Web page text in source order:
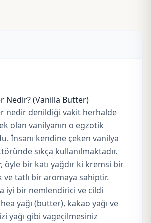
Nedir? (Vanilla Butter)
nedir denildiği vakit herhalde
olan vanilyanın o egzotik
İnsanı kendine çeken vanilya
sıkça kullanılmaktadır.
öyle bir katı yağdır ki kremsi bir
ve tatlı bir aromaya sahiptir.
iyi bir nemlendirici ve cildi
yağı (butter), kakao yağı ve
yağı gibi vageçilmesiniz